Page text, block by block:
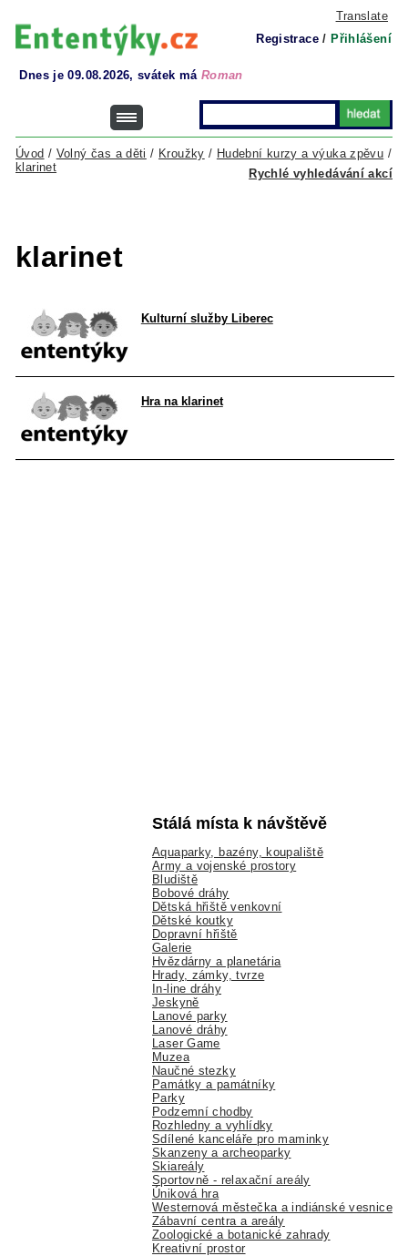
Translate
Registrace / Přihlášení
Dnes je 09.08.2026, svátek má Roman
Rychlé vyhledávání akcí
Úvod / Volný čas a děti / Kroužky / Hudební kurzy a výuka zpěvu /
klarinet
klarinet
Kulturní služby Liberec
Hra na klarinet
Stálá místa k návštěvě
Aquaparky, bazény, koupaliště
Army a vojenské prostory
Bludiště
Bobové dráhy
Dětská hřiště venkovní
Dětské koutky
Dopravní hřiště
Galerie
Hvězdárny a planetária
Hrady, zámky, tvrze
In-line dráhy
Jeskyně
Lanové parky
Lanové dráhy
Laser Game
Muzea
Naučné stezky
Památky a památníky
Parky
Podzemní chodby
Rozhledny a vyhlídky
Sdílené kanceláře pro maminky
Skanzeny a archeoparky
Skiareály
Sportovně - relaxační areály
Úniková hra
Westernová městečka a indiánské vesnice
Zábavní centra a areály
Zoologické a botanické zahrady
Kreativní prostor